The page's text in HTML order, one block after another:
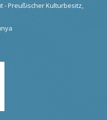
- Preußischer Kulturbesitz,